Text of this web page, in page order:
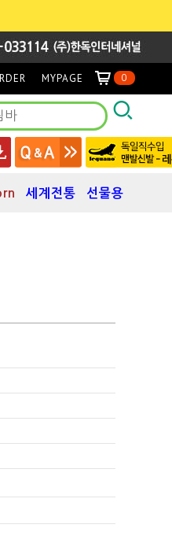
MYPAGE 0
세계전통 선물용